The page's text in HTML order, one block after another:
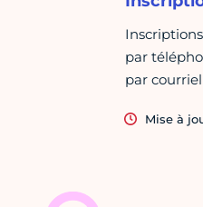
Inscriptions
par
par
Mise à